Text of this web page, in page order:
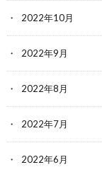
2022年10月
2022年9月
2022年8月
2022年7月
2022年6月